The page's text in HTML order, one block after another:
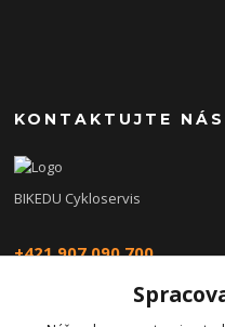
KONTAKTUJTE NÁS
BIKEDU Cykloservis
+421 907 090 700
eshop@bikedu.sk